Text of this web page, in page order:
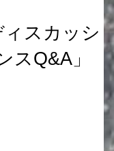
スカッシ
スQ&A」